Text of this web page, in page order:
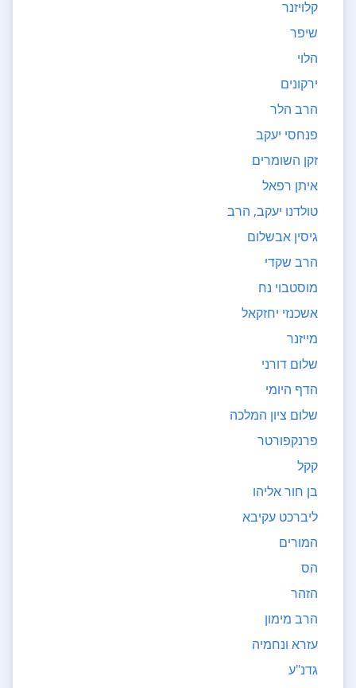
קלויזנר
שיפר
הלוי
ירקונים
הרב הלר
פנחסי יעקב
זקן השומרים
איתן רפאל
טולדנו יעקב, הרב
גיסין אבשלום
הרב שקדי
מוסטבוי נח
אשכנזי יחזקאל
מייזנר
שלום דורני
הדף היומי
שלום ציון המלכה
פרנקפורטר
קקל
בן חור אליהו
ליברכט עקיבא
המורים
הס
הזהר
הרב מימון
עזרא ונחמיה
גדנ"ע